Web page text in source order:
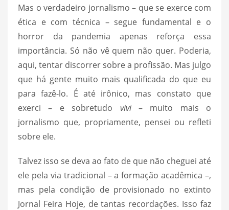
Mas o verdadeiro jornalismo – que se exerce com
ética e com técnica – segue fundamental e o
horror da pandemia apenas reforça essa
importância. Só não vê quem não quer. Poderia,
aqui, tentar discorrer sobre a profissão. Mas julgo
que há gente muito mais qualificada do que eu
para fazê-lo. É até irônico, mas constato que
exerci – e sobretudo vivi– muito mais o
jornalismo que, propriamente, pensei ou refleti
sobre ele.
Talvez isso se deva ao fato de que não cheguei até
ele pela via tradicional – a formação acadêmica –,
mas pela condição de provisionado no extinto
Jornal Feira Hoje, de tantas recordações. Isso faz